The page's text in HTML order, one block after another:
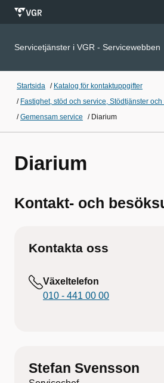
Servicetjänster i VGR - Servicewebben
Startsida / Katalog för kontaktuppgifter
/ Fastighet, stöd och service, Stödtjänster
/Gemensam service / Diarium
Diarium
Kontakt- och
Kontakta oss
Växeltelefon
010 - 441 00 00
Stefan Svensson